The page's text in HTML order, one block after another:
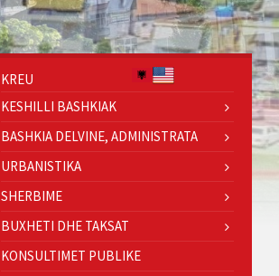
KREU
KESHILLI BASHKIAK
BASHKIA DELVINE, ADMINISTRATA
URBANISTIKA
SHERBIME
BUXHETI DHE TAKSAT
KONSULTIMET PUBLIKE